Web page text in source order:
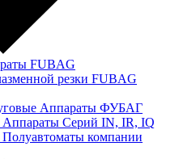
FUBAG
резки FUBAG
Аппараты ФУБАГ
Серий IN, IR, IQ
компании